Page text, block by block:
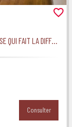
DIJON – SECTEUR AVENUE VICTOR HUGO : L’ADRESSE QUI FAIT LA DIFFÉRENCE
Consulter